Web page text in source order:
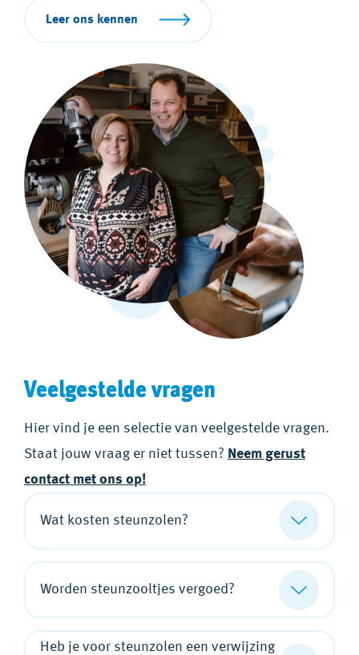
Leer ons kennen
Veelgestelde vragen
Hier vind je een selectie van veelgestelde vragen.
Staat jouw vraag er niet tussen? Neem gerust
contact met ons op!
Wat kosten steunzolen?
Worden steunzooltjes vergoed?
Heb je voor steunzolen een verwijzing